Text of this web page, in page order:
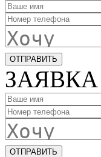
ОТПРАВИТЬ
ОТПРАВИТЬ